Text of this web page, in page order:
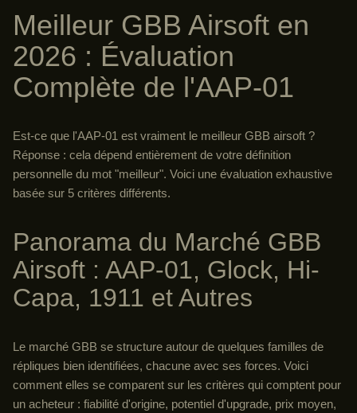
Meilleur GBB Airsoft en
2026 : Évaluation
Complète de l'AAP-01
Est-ce que l'AAP-01 est vraiment le meilleur GBB airsoft ?
Réponse : cela dépend entièrement de votre définition
personnelle du mot "meilleur". Voici une évaluation exhaustive
basée sur 5 critères différents.
Panorama du Marché GBB
Airsoft : AAP-01, Glock, Hi-
Capa, 1911 et Autres
Le marché GBB se structure autour de quelques familles de
répliques bien identifiées, chacune avec ses forces. Voici
comment elles se comparent sur les critères qui comptent pour
un acheteur : fiabilité d'origine, potentiel d'upgrade, prix moyen,